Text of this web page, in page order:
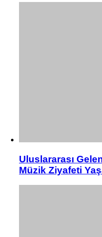
Uluslararası
Müzik Ziyafeti